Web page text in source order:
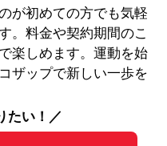
が初めての方でも気軽
。料金や契約期間のこ
楽しめます。運動を始
ザップで新しい一歩を
たい！／